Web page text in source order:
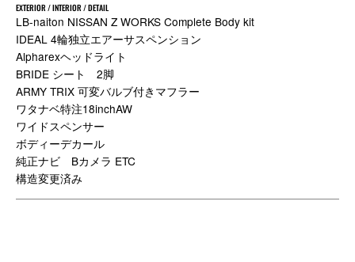
EXTERIOR / INTERIOR / DETAIL
LB-naiton NISSAN Z WORKS Complete Body kit
IDEAL 4輪独立エアーサスペンション
Alpharexヘッドライト
BRIDE シート 2脚
ARMY TRIX 可変バルブ付きマフラー
ワタナベ特注18inchAW
ワイドスペンサー
ボディーデカール
純正ナビ Bカメラ ETC
構造変更済み